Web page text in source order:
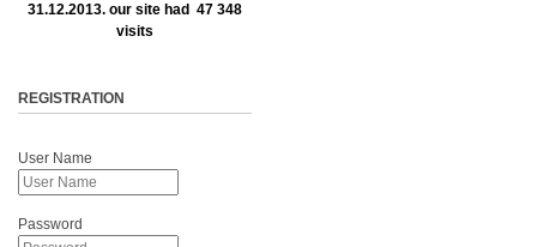
31.12.2013. our site had 47 348
visits
REGISTRATION
User Name
Password